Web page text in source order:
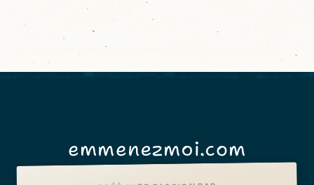
emmenezmoi.com